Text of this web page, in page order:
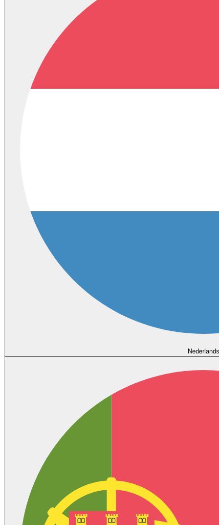
Nederlands